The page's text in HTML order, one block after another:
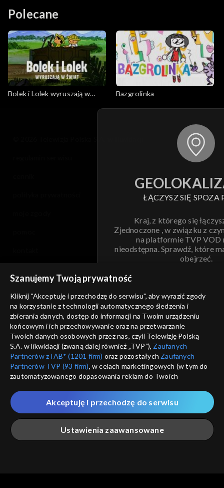
Polecane
Bolek i Lolek wyruszają w
Bazgrolinka
ŁĄCZYSZ SIĘ SPOZA
Kraj, z którego się
Zjednoczone , w związku z
na platformie TVP VOD
nieodstępna. Sprawdź, które
obejrzeć.
ANULUJ
informacje o dostawcy usług
Szanujemy Twoją prywatność
Kliknij "Akceptuję i przechodzę do serwisu", aby wyrazić zgody
na korzystanie z technologii automatycznego śledzenia i
zbierania danych, dostęp do informacji na Twoim urządzeniu
końcowym i ich przechowywanie oraz na przetwarzanie
Twoich danych osobowych przez nas, czyli Telewizję Polską
S.A. w likwidacji (zwaną dalej również „TVP”), Zaufanych
Partnerów z IAB* (1201 firm) oraz pozostałych Zaufanych
Partnerów TVP (93 firm), w celach marketingowych (w tym do
zautomatyzowanego dopasowania reklam do Twoich
które wskazujemy poniżej, a także zgody na udostępnianie
przez nas identyfikatora PPID do Google.
Twoje dane osobowe zbierane podczas odwiedzania przez
Ciebie naszych
poszczególnych serwisówzwanych dalej
„Portalem”, w tym informacje zapisywane za pomocą
Ustawienia zaawansowane
Akceptuję i przechodzę do serwisu